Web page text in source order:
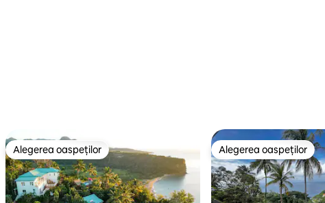
Alegerea oaspeților
Alegerea oaspeților Alegerea oaspeților
Alegerea oaspeților